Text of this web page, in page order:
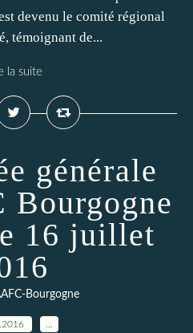
devenu le comité régional
témoignant de...
la suite
générale
Bourgogne
16 juillet
Bourgogne